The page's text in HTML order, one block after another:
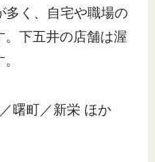
多く、自宅や職場の
下五井の店舗は渥
曙町／新栄 ほか